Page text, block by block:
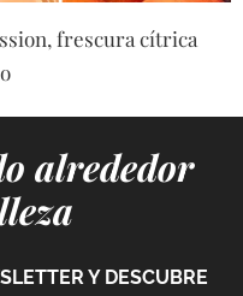
frescura cítrica
alrededor
Y DESCUBRE